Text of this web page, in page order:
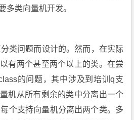
多类向量机开发。
类问题而设计的。然而，在实际
有两个甚至两个以上的类。在尝
的问题，其中涉及到培训q支
机从所有剩余的类中分离出一个
个支持向量机分离出两个类。多